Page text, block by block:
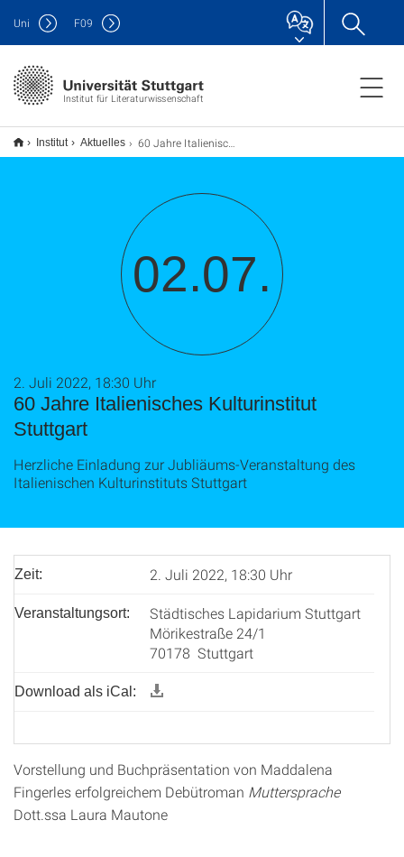
Institut für Literaturwissenschaft
Uni F09
Institut Aktuelles 60 Jahre Italienisches Kulturinstitut Stuttgart
02.07.
60 Jahre Italienisches Kulturinstitut
Stuttgart
2. Juli 2022, 18:30 Uhr
Herzliche Einladung zur Jubliäums-Veranstaltung des
Italienischen Kulturinstituts Stuttgart
Zeit: 2. Juli 2022, 18:30 Uhr
Veranstaltungsort:
Städtisches Lapidarium Stuttgart
Mörikestraße 24/1
70178 Stuttgart
Download als iCal:
Vorstellung und Buchpräsentation von Maddalena
Fingerles erfolgreichem Debütroman Muttersprache
Dott.ssa Laura Mautone